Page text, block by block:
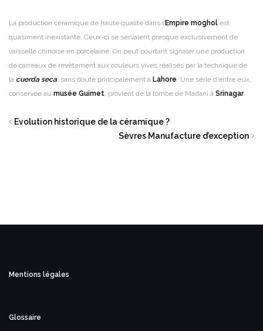
La production céramique de haute qualité dans l’ Empire moghol est
quasiment inexistante. Ceux-ci se servaient presque exclusivement de
vaisselle chinoise en porcelaine. On peut pourtant signaler une production
de carreaux de revêtement aux couleurs vives réalisés par la technique de
la cuerda seca, sans doute principalement à Lahore. Une série d’entre eux,
conservée au musée Guimet, provient de la tombe de Madani à Srinagar.
Evolution historique de la céramique ?
Sèvres Manufacture d’exception
Mentions légales
Glossaire